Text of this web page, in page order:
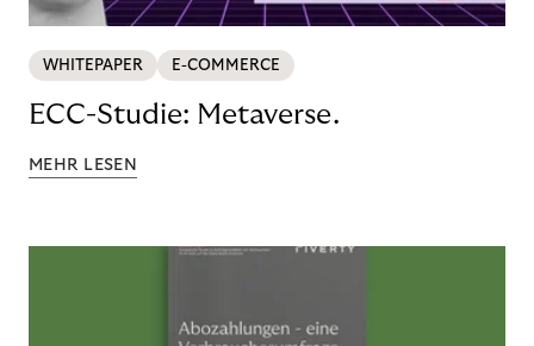
WHITEPAPER E-COMMERCE
ECC-Studie: Metaverse.
MEHR LESEN